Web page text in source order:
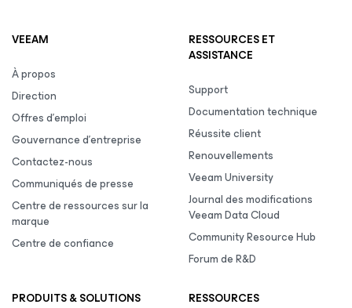
VEEAM
À propos
Direction
Offres d’emploi
Gouvernance d’entreprise
Contactez-nous
Communiqués de presse
Centre de ressources sur la
marque
Centre de confiance
RESSOURCES ET
ASSISTANCE
Support
Documentation technique
Réussite client
Renouvellements
Veeam University
Journal des modifications
Veeam Data Cloud
Community Resource Hub
Forum de R&D
PRODUITS & SOLUTIONS
RESSOURCES